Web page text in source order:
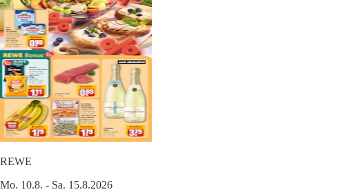
REWE
Mo. 10.8. - Sa. 15.8.2026